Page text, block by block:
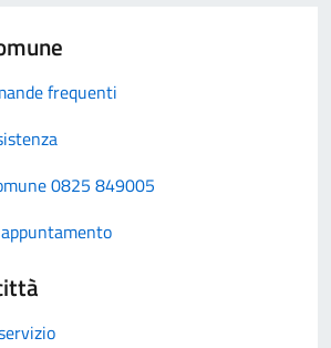
frequenti
0825 849005